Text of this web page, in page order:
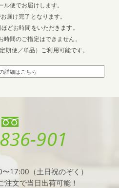
ル便でお届けします。
届け完了となります。
どお時間をいただきます。
間のご指定はできません。
期便／単品）ご利用可能です。
詳細はこちら
901
17:00（土日祝のぞく）
文で当日出荷可能！